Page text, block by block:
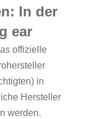
In der
ear
offizielle
in
Hersteller
werden.